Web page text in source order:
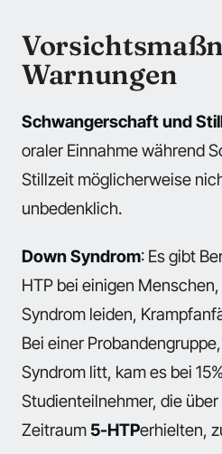
Warnungen
Schwangerschaft und
oraler Einnahme während
Stillzeit möglicherweise
unbedenklich.
Down Syndrom: Es gibt
HTP bei einigen
Syndrom leiden,
Bei einer
Syndrom litt, kam es bei
Studienteilnehmer, die
Zeitraum 5-HTPerhielten,